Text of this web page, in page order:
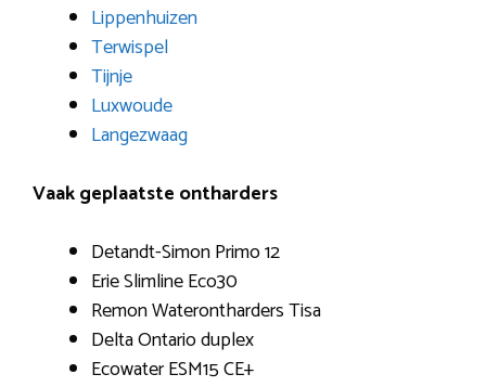
Lippenhuizen
Terwispel
Tijnje
Luxwoude
Langezwaag
Vaak geplaatste ontharders
Detandt-Simon Primo 12
Erie Slimline Eco30
Remon Waterontharders Tisa
Delta Ontario duplex
Ecowater ESM15 CE+